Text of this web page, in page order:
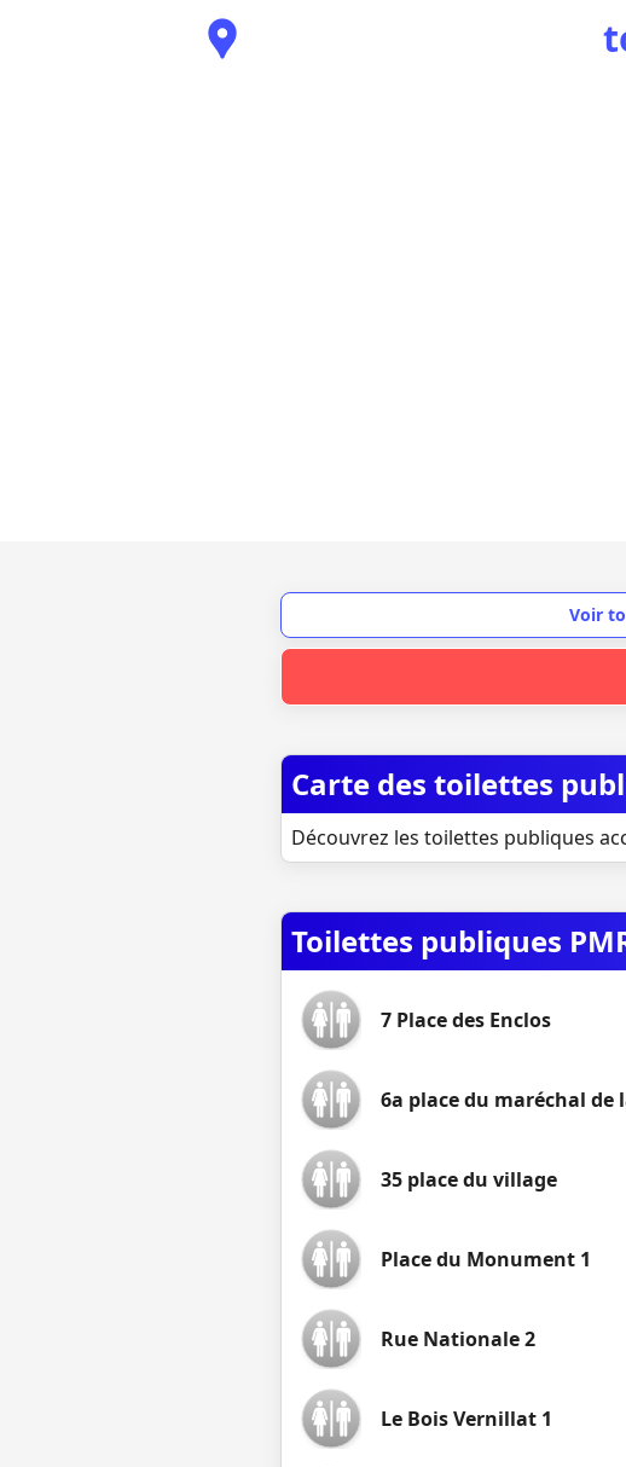
Voir
Carte des toilettes
Découvrez les toilettes publiques
Toilettes publiques
7 Place des Enclos
6a place du maréchal
35 place du village
Place du Monument 1
Rue Nationale 2
Le Bois Vernillat 1